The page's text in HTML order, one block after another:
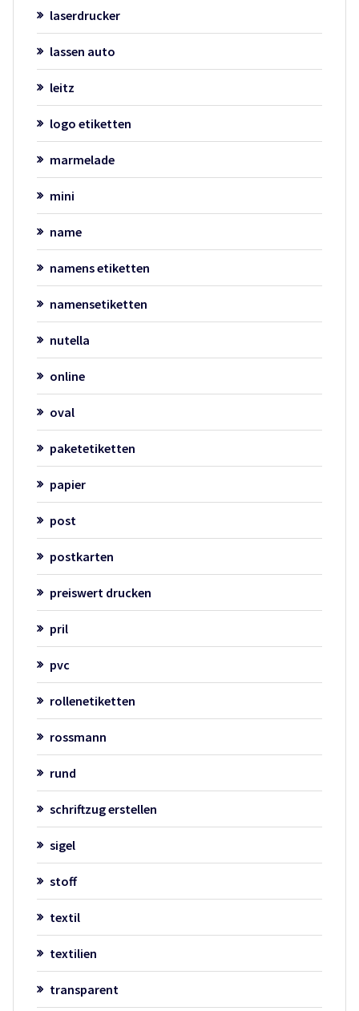
laserdrucker
lassen auto
leitz
logo etiketten
marmelade
mini
name
namens etiketten
namensetiketten
nutella
online
oval
paketetiketten
papier
post
postkarten
preiswert drucken
pril
pvc
rollenetiketten
rossmann
rund
schriftzug erstellen
sigel
stoff
textil
textilien
transparent